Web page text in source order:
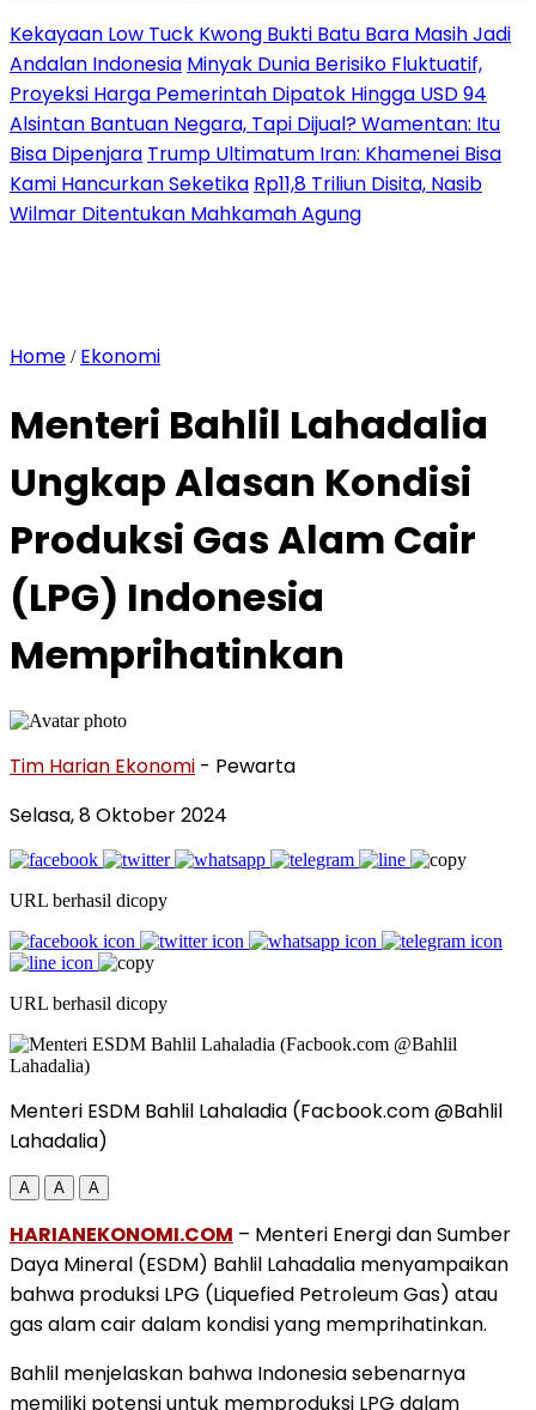
Kekayaan Low Tuck Kwong Bukti Batu Bara Masih Jadi
Andalan Indonesia Minyak Dunia Berisiko Fluktuatif,
Proyeksi Harga Pemerintah Dipatok Hingga USD 94
Alsintan Bantuan Negara, Tapi Dijual? Wamentan: Itu
Bisa Dipenjara Trump Ultimatum Iran: Khamenei Bisa
Kami Hancurkan Seketika Rp11,8 Triliun Disita, Nasib
Wilmar Ditentukan Mahkamah Agung
Home / Ekonomi
Menteri Bahlil Lahadalia
Ungkap Alasan Kondisi
Produksi Gas Alam Cair
(LPG) Indonesia
Memprihatinkan
Tim Harian Ekonomi - Pewarta
Selasa, 8 Oktober 2024
URL berhasil dicopy
URL berhasil dicopy
Menteri ESDM Bahlil Lahaladia (Facbook.com @Bahlil
Lahadalia)
A A A
HARIANEKONOMI.COM – Menteri Energi dan Sumber
Daya Mineral (ESDM) Bahlil Lahadalia menyampaikan
bahwa produksi LPG (Liquefied Petroleum Gas) atau
gas alam cair dalam kondisi yang memprihatinkan.
Bahlil menjelaskan bahwa Indonesia sebenarnya
memiliki potensi untuk memproduksi LPG dalam